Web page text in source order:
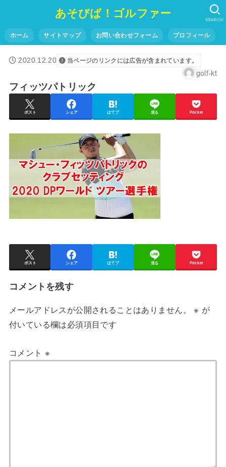
あそびば！ゴルファー
ホーム サイトマップ お問い合わせフォーム プロフィール
SEARCH
2020.12.20 当ページのリンクには広告が含まれています。
golf-kt
フィッツパトリック
ポスト シェア はてブ 送る Pocket
ポスト シェア はてブ 送る Pocket
コメントを残す
メールアドレスが公開されることはありません。 ※ が
付いている欄は必須項目です
コメント ※